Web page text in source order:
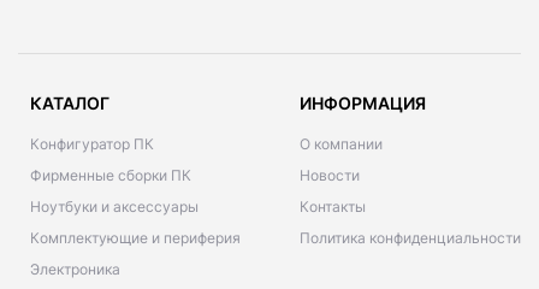
КАТАЛОГ
Конфигуратор ПК
Фирменные сборки ПК
Ноутбуки и аксессуары
Комплектующие и периферия
Электроника
ИНФОРМАЦИЯ
О компании
Новости
Контакты
Политика конфиденциальности